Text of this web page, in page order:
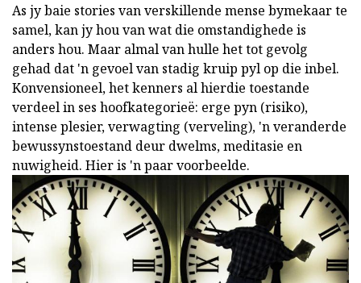
As jy baie stories van verskillende mense bymekaar te
samel, kan jy hou van wat die omstandighede is
anders hou. Maar almal van hulle het tot gevolg
gehad dat 'n gevoel van stadig kruip pyl op die inbel.
Konvensioneel, het kenners al hierdie toestande
verdeel in ses hoofkategorieë: erge pyn (risiko),
intense plesier, verwagting (verveling), 'n veranderde
bewussynstoestand deur dwelms, meditasie en
nuwigheid. Hier is 'n paar voorbeelde.